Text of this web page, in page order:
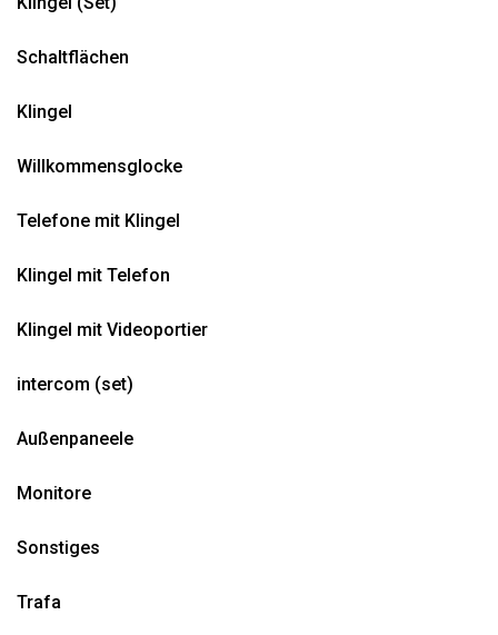
Schaltflächen
Klingel
Willkommensglocke
Telefone mit Klingel
Klingel mit Telefon
Klingel mit Videoportier
intercom (set)
Außenpaneele
Monitore
Sonstiges
Trafa